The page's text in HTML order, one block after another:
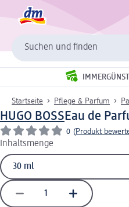
Suchen und finden
Startseite Pflege & Parfum
HUGO BOSSEau de
0 (Produkt
Inhaltsmenge